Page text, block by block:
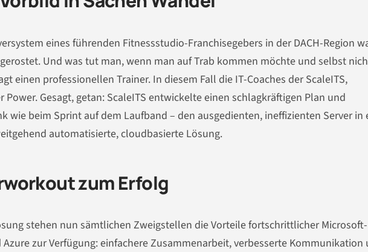
eines führenden Fitnessstudio-Franchisegebers in der DACH-Region
Und was tut man, wenn man auf Trab kommen möchte und selbst
einen professionellen Trainer. In diesem Fall die IT-Coaches der ScaleITS,
Gesagt, getan: ScaleITS entwickelte einen schlagkräftigen Plan und
wie beim Sprint auf dem Laufband – den ausgedienten, ineffizienten Server in
automatisierte, cloudbasierte Lösung.
zum Erfolg
stehen nun sämtlichen Zweigstellen die Vorteile fortschrittlicher Microsoft-
zur Verfügung: einfachere Zusammenarbeit, verbesserte Kommunikation